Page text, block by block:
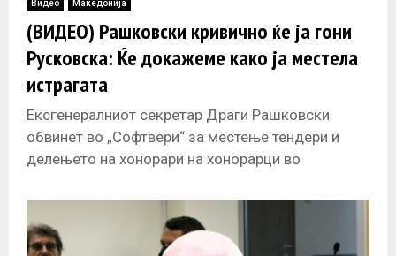
Видео Македонија
(ВИДЕО) Рашковски кривично ќе ја гони
Русковска: Ќе докажеме како ја местела
истрагата
Ексгенералниот секретар Драги Рашковски
обвинет во „Софтвери“ за местење тендери и
делењето на хонорари на хонорарци во
пријава против обвинителката Вилма